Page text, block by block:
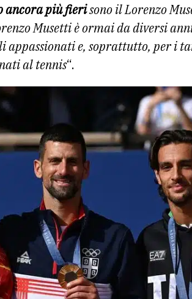
ancora più fierisono il Lorenzo
Musetti è ormai da diversi
appassionati e, soprattutto, per i
al tennis“.